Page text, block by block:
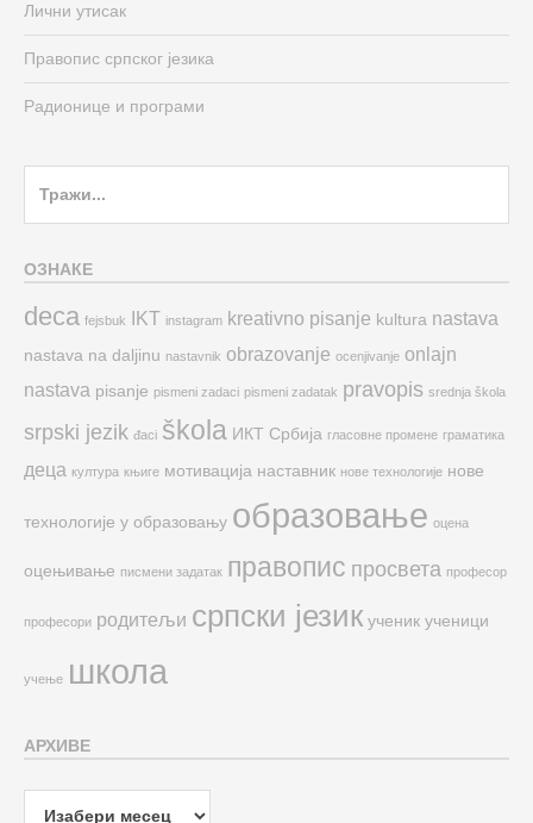
Лични утисак
Правопис српског језика
Радионице и програми
ОЗНАКЕ
deca fejsbuk IKT instagram kreativno pisanje kultura nastava
nastava na daljinu nastavnik obrazovanje ocenjivanje onlajn
nastava pisanje pismeni zadaci pismeni zadatak pravopis srednja škola
srpski jezik đaci škola ИКТ Србија гласовне промене граматика
деца култура књиге мотивација наставник нове технологије нове
технологије у образовању образовање оцена
оцењивање писмени задатак правопис просвета професор
професори родитељи српски језик ученик ученици
учење школа
АРХИВЕ
Архиве